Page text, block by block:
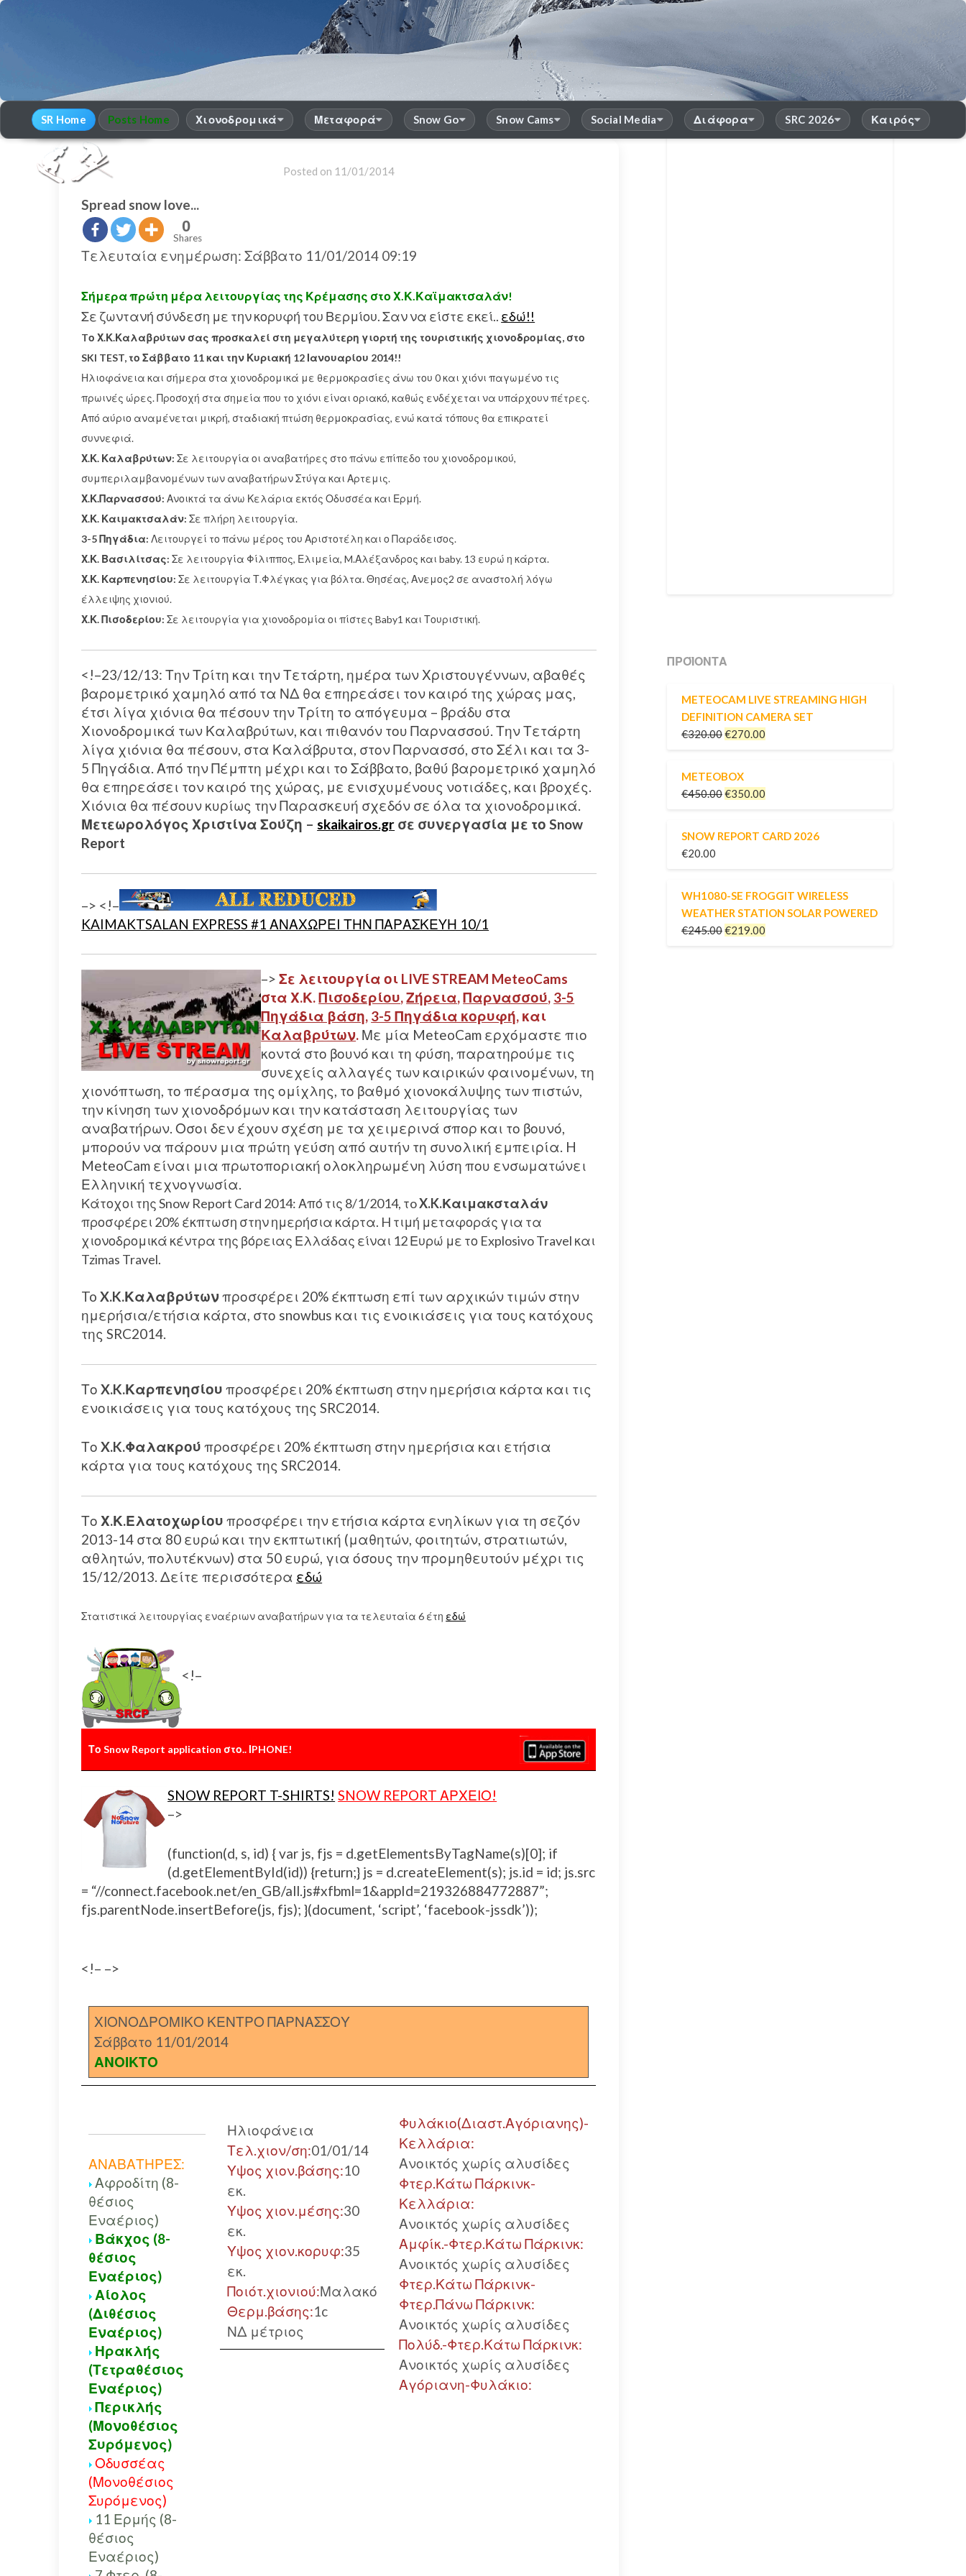
30χρόνια Snow Report
season 2025-26
SR Home Posts Home Χιονοδρομικά Μεταφορά Snow Go Snow Cams Social Media Διάφορα SRC 2026 Καιρός
Posted on 11/01/2014
Spread snow love...
0
Shares
Τελευταία ενημέρωση: Σάββατο 11/01/2014 09:19
Σήμερα πρώτη μέρα λειτουργίας της Κρέμασης στο Χ.Κ.Καϊμακτσαλάν!
Σε ζωντανή σύνδεση με την κορυφή του Βερμίου. Σαν να είστε εκεί.. εδώ!!
Tο Χ.Κ.Καλαβρύτων σας προσκαλεί στη μεγαλύτερη γιορτή της τουριστικής χιονοδρομίας, στο
SKI TEST, το Σάββατο 11 και την Κυριακή 12 Ιανουαρίου 2014!!
Ηλιοφάνεια και σήμερα στα χιονοδρομικά με θερμοκρασίες άνω του 0 και χιόνι παγωμένο τις
πρωινές ώρες. Προσοχή στα σημεία που το χιόνι είναι οριακό, καθώς ενδέχεται να υπάρχουν πέτρες.
Από αύριο αναμένεται μικρή, σταδιακή πτώση θερμοκρασίας, ενώ κατά τόπους θα επικρατεί
συννεφιά.
Χ.Κ. Καλαβρύτων: Σε λειτουργία οι αναβατήρες στο πάνω επίπεδο του χιονοδρομικού,
συμπεριλαμβανομένων των αναβατήρων Στύγα και Αρτεμις.
Χ.Κ.Παρνασσού: Ανοικτά τα άνω Κελάρια εκτός Οδυσσέα και Ερμή.
Χ.Κ. Καιμακτσαλάν: Σε πλήρη λειτουργία.
3-5 Πηγάδια: Λειτουργεί το πάνω μέρος του Αριστοτέλη και ο Παράδεισος.
Χ.Κ. Βασιλίτσας: Σε λειτουργία Φίλιππος, Ελιμεία, M.Αλέξανδρος και baby. 13 ευρώ η κάρτα.
Χ.Κ. Καρπενησίου: Σε λειτουργία Τ.Φλέγκας για βόλτα. Θησέας, Ανεμος2 σε αναστολή λόγω
έλλειψης χιονιού.
Χ.Κ. Πισοδερίου: Σε λειτουργία για χιονοδρομία οι πίστες Baby1 και Τουριστική.
<!–23/12/13: Την Τρίτη και την Τετάρτη, ημέρα των Χριστουγέννων, αβαθές
βαρομετρικό χαμηλό από τα ΝΔ θα επηρεάσει τον καιρό της χώρας μας,
έτσι λίγα χιόνια θα πέσουν την Τρίτη το απόγευμα – βράδυ στα
Χιονοδρομικά των Καλαβρύτων, και πιθανόν του Παρνασσού. Την Τετάρτη
λίγα χιόνια θα πέσουν, στα Καλάβρυτα, στον Παρνασσό, στο Σέλι και τα 3-
5 Πηγάδια. Από την Πέμπτη μέχρι και το Σάββατο, βαθύ βαρομετρικό χαμηλό
θα επηρεάσει τον καιρό της χώρας, με ενισχυμένους νοτιάδες, και βροχές.
Χιόνια θα πέσουν κυρίως την Παρασκευή σχεδόν σε όλα τα χιονοδρομικά.
Μετεωρολόγος Χριστίνα Σούζη –skaikairos.gr σε συνεργασία με το Snow
Report
–> <!–
KAIMAKTSALAN EXPRESS #1 ΑΝΑΧΩΡΕI ΤΗΝ ΠΑΡΑΣΚΕYΗ 10/1
–>Σε λειτουργία οι LIVE STRΕAM MeteoCams
στα Χ.Κ.Πισοδερίου,Ζήρεια,Παρνασσού, 3-5
Πηγάδια βάση, 3-5 Πηγάδια κορυφή, και
Καλαβρύτων. Με μία MeteoCam ερχόμαστε πιο
κοντά στο βουνό και τη φύση, παρατηρούμε τις
συνεχείς αλλαγές των καιρικών φαινομένων, τη
χιονόπτωση, το πέρασμα της ομίχλης, το βαθμό χιονοκάλυψης των πιστών,
την κίνηση των χιονοδρόμων και την κατάσταση λειτουργίας των
αναβατήρων. Οσοι δεν έχουν σχέση με τα χειμερινά σπορ και το βουνό,
μπορούν να πάρουν μια πρώτη γεύση από αυτήν τη συνολική εμπειρία. H
MeteoCam είναι μια πρωτοποριακή ολοκληρωμένη λύση που ενσωματώνει
Ελληνική τεχνογνωσία.
Κάτοχοι της Snow Report Card 2014: Από τις 8/1/2014, τoX.K.Καιμακσταλάν
προσφέρει 20% έκπτωση στην ημερήσια κάρτα. H τιμή μεταφοράς για τα
χιονοδρομικά κέντρα της βόρειας Ελλάδας είναι 12 Ευρώ με το Explosivo Travel και
Tzimas Travel.
ToX.K.Καλαβρύτωνπροσφέρει 20% έκπτωση επί των αρχικών τιμών στην
ημερήσια/ετήσια κάρτα, στο snowbus και τις ενοικιάσεις για τους κατόχους
της SRC2014.
ΤοX.K.Καρπενησίου προσφέρει 20% έκπτωση στην ημερήσια κάρτα και τις
ενοικιάσεις για τους κατόχους της SRC2014.
ΤοX.K.Φαλακρού προσφέρει 20% έκπτωση στην ημερήσια και ετήσια
κάρτα για τους κατόχους της SRC2014.
ΤοΧ.Κ.Ελατοχωρίου προσφέρει την ετήσια κάρτα ενηλίκων για τη σεζόν
2013-14 στα 80 ευρώ και την εκπτωτική (μαθητών, φοιτητών, στρατιωτών,
αθλητών, πολυτέκνων) στα 50 ευρώ, για όσους την προμηθευτούν μέχρι τις
15/12/2013. Δείτε περισσότερα εδώ
Στατιστικά λειτουργίας εναέριων αναβατήρων για τα τελευταία 6 έτη εδώ
<!–
Το Snow Report application στο.. ΙPHONE!
SNOW REPORT T-SHIRTS! SNOW REPORT ΑΡΧΕΙΟ!
–>
(function(d, s, id) { var js, fjs = d.getElementsByTagName(s)[0]; if
(d.getElementById(id)) {return;} js = d.createElement(s); js.id = id; js.src
= “//connect.facebook.net/en_GB/all.js#xfbml=1&appId=219326884772887”;
fjs.parentNode.insertBefore(js, fjs); }(document, ‘script’, ‘facebook-jssdk’));
<!– –>
ΧΙΟΝΟΔΡΟΜΙΚΟ ΚΕΝΤΡΟ ΠΑΡΝΑΣΣΟΥ
Σάββατο 11/01/2014
ΑΝΟΙΚΤΟ
ΑΝΑΒΑΤΗΡΕΣ:
Αφροδίτη (8-
θέσιος
Εναέριος)
Βάκχος (8-
θέσιος
Εναέριος)
Αίολος
(Διθέσιος
Εναέριος)
Ηρακλής
(Τετραθέσιος
Εναέριος)
Περικλής
(Μονοθέσιος
Συρόμενος)
Οδυσσέας
(Μονοθέσιος
Συρόμενος)
11 Ερμής (8-
θέσιος
Εναέριος)
Ηλιοφάνεια
Τελ.χιον/ση:01/01/14
Υψος χιον.βάσης:10
εκ.
Υψος χιον.μέσης:30
εκ.
Υψος χιον.κορυφ:35
εκ.
Ποιότ.χιονιού:Μαλακό
Θερμ.βάσης:1c
ΝΔ μέτριος
Φυλάκιο(Διαστ.Αγόριανης)-
Κελλάρια:
Ανοικτός χωρίς αλυσίδες
Φτερ.Κάτω Πάρκινκ-
Κελλάρια:
Ανοικτός χωρίς αλυσίδες
Αμφίκ.-Φτερ.Κάτω Πάρκινκ:
Ανοικτός χωρίς αλυσίδες
Φτερ.Κάτω Πάρκινκ-
Φτερ.Πάνω Πάρκινκ:
Ανοικτός χωρίς αλυσίδες
Πολύδ.-Φτερ.Κάτω Πάρκινκ:
Ανοικτός χωρίς αλυσίδες
Αγόριανη-Φυλάκιο:
ΠΡΟΪΌΝΤΑ
METEOCAM LIVE STREAMING HIGH
DEFINITION CAMERA SET
€320.00€270.00
METEOBOX
€450.00€350.00
SNOW REPORT CARD 2026
€20.00
WH1080-SE FROGGIT WIRELESS
WEATHER STATION SOLAR POWERED
€245.00€219.00